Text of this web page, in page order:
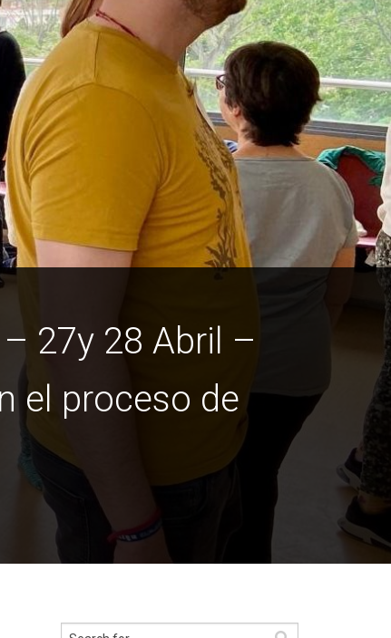
27y 28 Abril –
el proceso de